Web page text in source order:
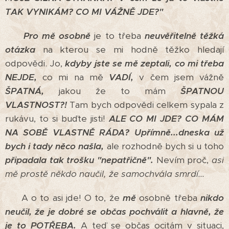
TAK VYNIKÁM? CO MI VÁŽNĚ JDE?"
Pro mě osobněje to třebaneuvěřitelně těžká
otázka
na kterou se mi hodně těžko hledají
odpovědi. Jo,kdyby jste se mě zeptali, co mi třeba
NEJDE, co mi na měVADÍ, v čem jsem vážně
ŠPATNÁ,jakou že to mámŠPATNOU
VLASTNOST?! Tam bych odpovědi celkem sypala z
rukávu, to si buďte jisti!ALE CO MI JDE? CO MÁM
NA SOBĚ VLASTNĚ RÁDA? Upřímně...dneska už
bych i tady něco našla,ale rozhodně bych si u toho
připadala tak trošku "nepatřičně". Nevím proč,asi
mě prostě někdo naučil, že samochvála smrdí...
A o to asi jde! O to, že měosobně třebanikdo
neučil, že je dobré se občas pochválit a hlavně, že
je to POTŘEBA. A teď se občas ocitám v situaci,